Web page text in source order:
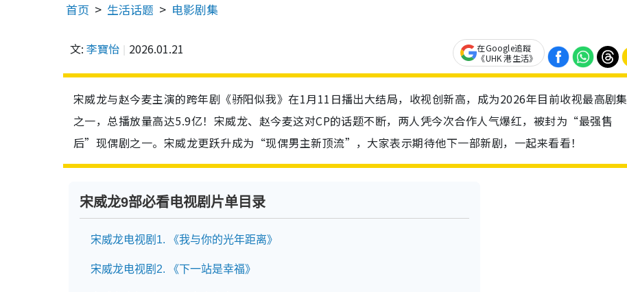
首页 生活话题 电影剧集
文: 李寶怡 2026.01.21
在Google追蹤
《UHK 港生活》
宋威龙与赵今麦主演的跨年剧《骄阳似我》在1月11日播出大结局，收视创新高，成为2026年目前收视最高剧集
之一，总播放量高达5.9亿！宋威龙、赵今麦这对CP的话题不断，两人凭今次合作人气爆红，被封为“最强售
后”现偶剧之一。宋威龙更跃升成为“现偶男主新顶流”，大家表示期待他下一部新剧，一起来看看！
宋威龙9部必看电视剧片单目录
宋威龙电视剧1. 《我与你的光年距离》
宋威龙电视剧2. 《下一站是幸福》